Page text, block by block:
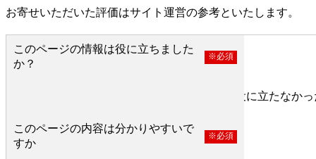
お寄せいただいた評価はサイト運営の参考といたします。
このページの情報は役に立ちました
か？
※必須
役に立たなか
このページの内容は分かりやすいで
すか
※必須